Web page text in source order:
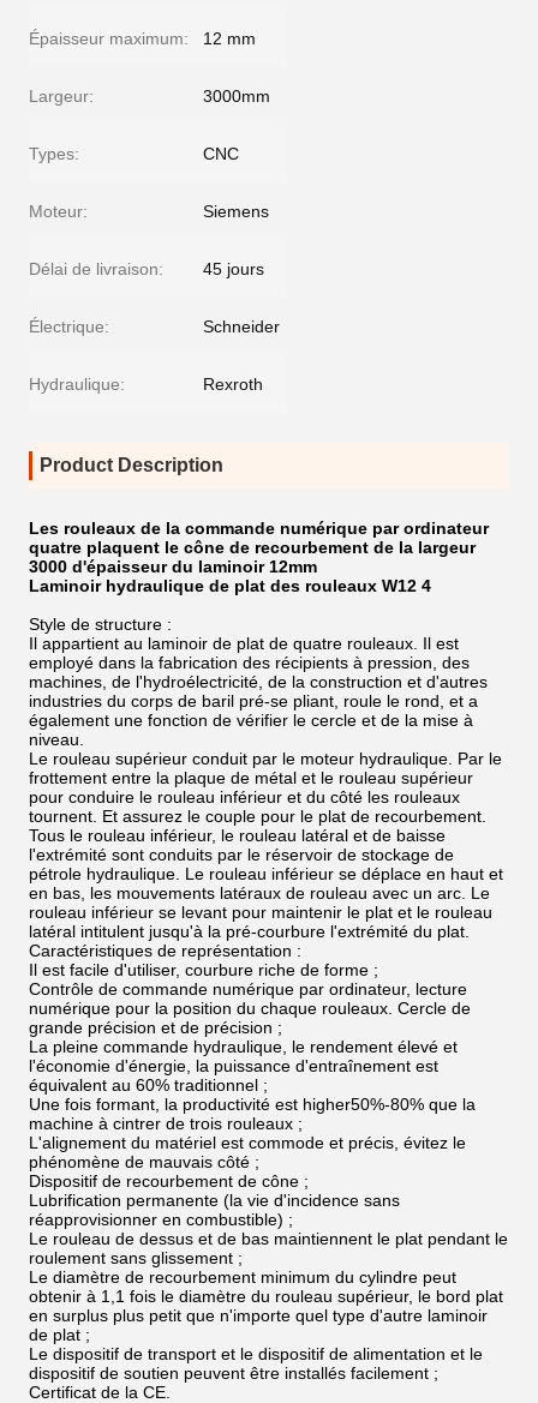
Épaisseur maximum: 12 mm
Largeur: 3000mm
Types: CNC
Moteur: Siemens
Délai de livraison: 45 jours
Électrique: Schneider
Hydraulique: Rexroth
Product Description
Les rouleaux de la commande numérique par ordinateur
quatre plaquent le cône de recourbement de la largeur
3000 d'épaisseur du laminoir 12mm
Laminoir hydraulique de plat des rouleaux W12 4
Style de structure :
Il appartient au laminoir de plat de quatre rouleaux. Il est
employé dans la fabrication des récipients à pression, des
machines, de l'hydroélectricité, de la construction et d'autres
industries du corps de baril pré-se pliant, roule le rond, et a
également une fonction de vérifier le cercle et de la mise à
niveau.
Le rouleau supérieur conduit par le moteur hydraulique. Par le
frottement entre la plaque de métal et le rouleau supérieur
pour conduire le rouleau inférieur et du côté les rouleaux
tournent. Et assurez le couple pour le plat de recourbement.
Tous le rouleau inférieur, le rouleau latéral et de baisse
l'extrémité sont conduits par le réservoir de stockage de
pétrole hydraulique. Le rouleau inférieur se déplace en haut et
en bas, les mouvements latéraux de rouleau avec un arc. Le
rouleau inférieur se levant pour maintenir le plat et le rouleau
latéral intitulent jusqu'à la pré-courbure l'extrémité du plat.
Caractéristiques de représentation :
Il est facile d'utiliser, courbure riche de forme ;
Contrôle de commande numérique par ordinateur, lecture
numérique pour la position du chaque rouleaux. Cercle de
grande précision et de précision ;
La pleine commande hydraulique, le rendement élevé et
l'économie d'énergie, la puissance d'entraînement est
équivalent au 60% traditionnel ;
Une fois formant, la productivité est higher50%-80% que la
machine à cintrer de trois rouleaux ;
L'alignement du matériel est commode et précis, évitez le
phénomène de mauvais côté ;
Dispositif de recourbement de cône ;
Lubrification permanente (la vie d'incidence sans
réapprovisionner en combustible) ;
Le rouleau de dessus et de bas maintiennent le plat pendant le
roulement sans glissement ;
Le diamètre de recourbement minimum du cylindre peut
obtenir à 1,1 fois le diamètre du rouleau supérieur, le bord plat
en surplus plus petit que n'importe quel type d'autre laminoir
de plat ;
Le dispositif de transport et le dispositif de alimentation et le
dispositif de soutien peuvent être installés facilement ;
Certificat de la CE.